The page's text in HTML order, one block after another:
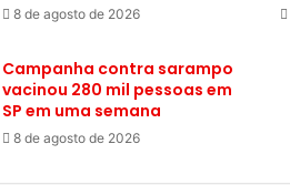
8 de agosto de 2026
Campanha contra sarampo
vacinou 280 mil pessoas em
SP em uma semana
8 de agosto de 2026